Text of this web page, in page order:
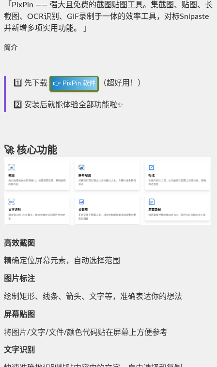
「PixPin —— 强大且免费的截图贴图工具。集截图、贴图、长
截图、OCR识别、GIF录制于一体的效率工具，对标Snipaste
并新增多项实用功能。 」
简介
1️⃣ 先下载 👉 PixPin 软件 （超好用！）
2️⃣ 安装后就能体验全部功能啦✨
🚀 核心功能
高效截图
精确定位屏幕元素，自动选择范围
图片标注
绘制矩形、线条、箭头、文字等，准确表达你的想法
屏幕贴图
将图片/文字/文件/颜色代码贴在屏幕上方便参考
文字识别